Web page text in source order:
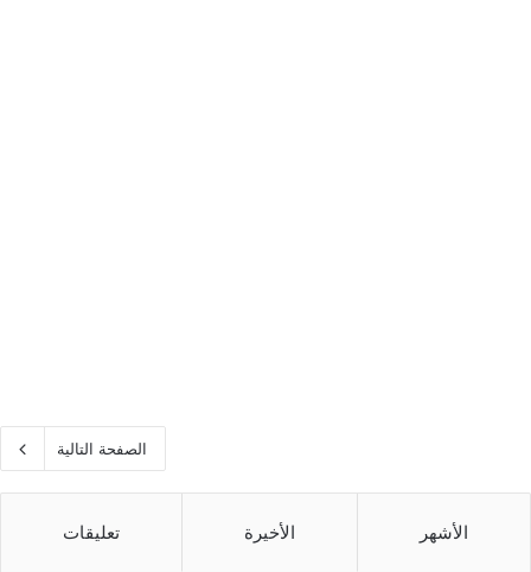
الصفحة التالية
الأشهر الأخيرة تعليقات